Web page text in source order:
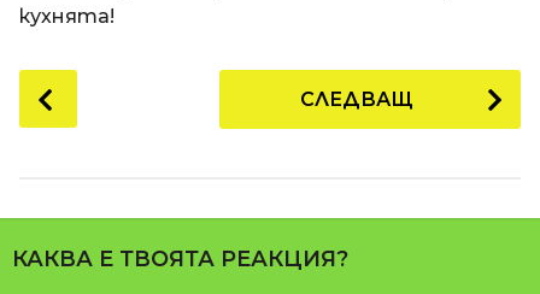
кухнята!
o
P
a
g
СЛЕДВАЩ
КАКВА Е ТВОЯТА РЕАКЦИЯ?